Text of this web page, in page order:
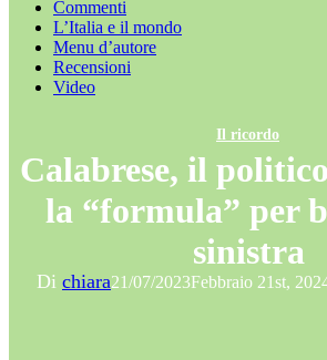
Commenti
L’Italia e il mondo
Menu d’autore
Recensioni
Video
Il ricordo
Calabrese, il
la “formula” per
sinistra
Di chiara21/07/2023Febbraio 21st,